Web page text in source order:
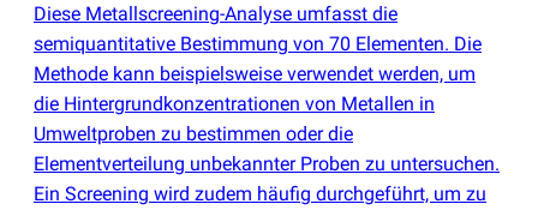
Diese Metallscreening-Analyse umfasst die
semiquantitative Bestimmung von 70 Elementen. Die
Methode kann beispielsweise verwendet werden, um
die Hintergrundkonzentrationen von Metallen in
Umweltproben zu bestimmen oder die
Elementverteilung unbekannter Proben zu untersuchen.
Ein Screening wird zudem häufig durchgeführt, um zu